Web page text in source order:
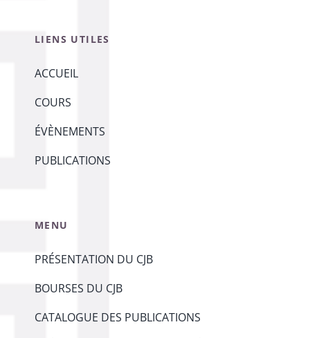
LIENS UTILES
ACCUEIL
COURS
ÉVÈNEMENTS
PUBLICATIONS
MENU
PRÉSENTATION DU CJB
BOURSES DU CJB
CATALOGUE DES PUBLICATIONS